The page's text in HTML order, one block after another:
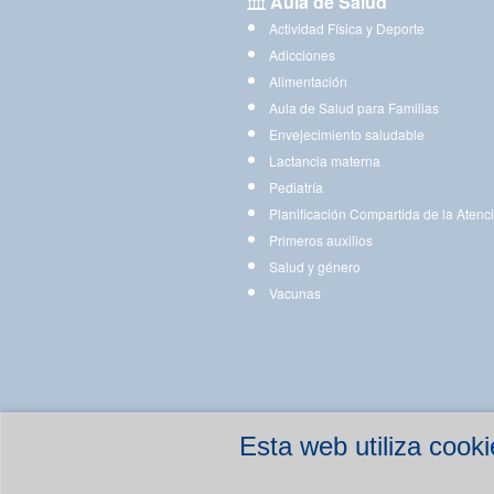
Esta web utiliza
Actividad Física y Deporte
Adicciones
Alimentación
Aula de Salud para Familias
Envejecimiento saludable
Lactancia materna
Pediatría
Planificación Compartida de la
Primeros auxilios
Salud y género
Vacunas